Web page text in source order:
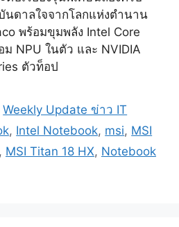
นดาลใจจากโลกแห่งตำนาน
พร้อมขุมพลัง Intel Core
NPU ในตัว และ NVIDIA
ตัวท็อป
Weekly Update ข่าว IT
, Intel Notebook, msi, MSI
, MSI Titan 18 HX, Notebook